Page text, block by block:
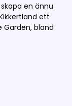
en ännu
ett
bland